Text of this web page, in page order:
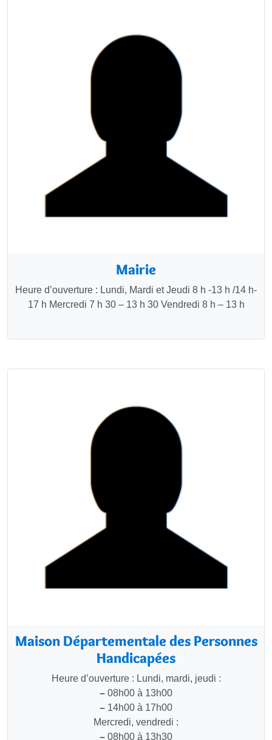
Mairie
Heure d’ouverture : Lundi, Mardi et Jeudi 8 h -13 h /14 h-
17 h Mercredi 7 h 30 – 13 h 30 Vendredi 8 h – 13 h
Maison Départementale des Personnes
Handicapées
Heure d’ouverture : Lundi, mardi, jeudi :
– 08h00 à 13h00
– 14h00 à 17h00
Mercredi, vendredi :
– 08h00 à 13h30